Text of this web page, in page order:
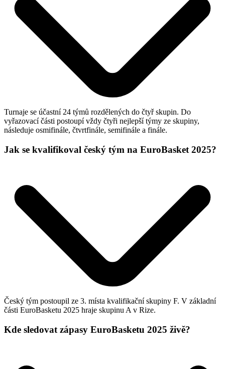
Turnaje se účastní 24 týmů rozdělených do čtyř skupin. Do
vyřazovací části postoupí vždy čtyři nejlepší týmy ze skupiny,
následuje osmifinále, čtvrtfinále, semifinále a finále.
Jak se kvalifikoval český tým na EuroBasket 2025?
Český tým postoupil ze 3. místa kvalifikační skupiny F. V základní
části EuroBasketu 2025 hraje skupinu A v Rize.
Kde sledovat zápasy EuroBasketu 2025 živě?